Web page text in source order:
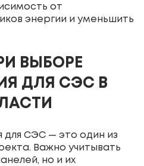
от
энергии и уменьшить
ВЫБОРЕ
ДЛЯ СЭС В
для СЭС — это один из
Важно учитывать
но и их